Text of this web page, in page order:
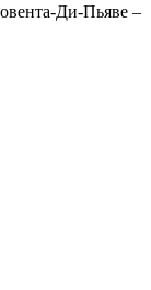
Ди-Пьяве –